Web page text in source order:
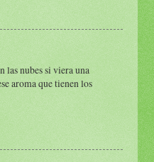
las nubes si viera una
aroma que tienen los